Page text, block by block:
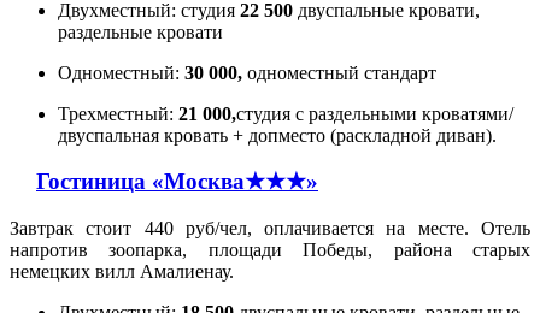
Двухместный: студия 22 500 двуспальные кровати,
раздельные кровати
Одноместный: 30 000, одноместный стандарт
Трехместный: 21 000,студия с раздельными кроватями/
двуспальная кровать + допместо (раскладной диван).
Гостиница «Москва★★★»
Завтрак стоит 440 руб/чел, оплачивается на месте. Отель
напротив зоопарка, площади Победы, района старых
немецких вилл Амалиенау.